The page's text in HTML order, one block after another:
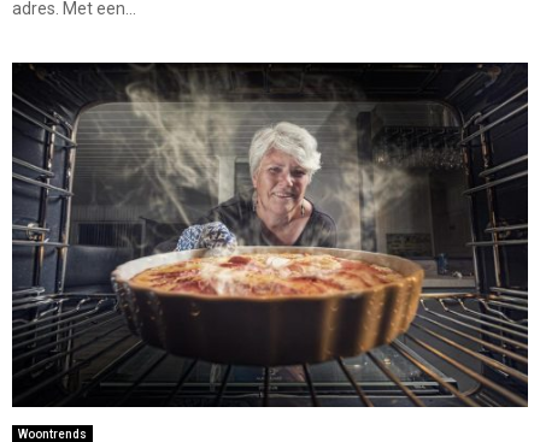
adres. Met een...
Woontrends